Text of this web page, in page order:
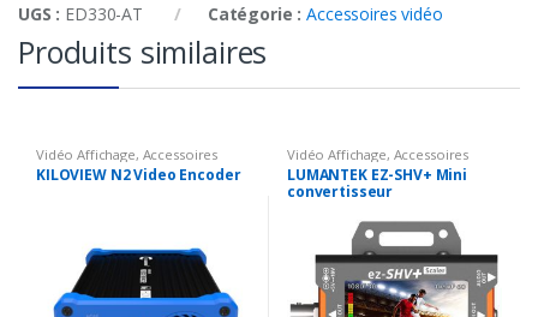
UGS : ED330-AT Catégorie :Accessoires vidéo
Produits similaires
Vidéo Affichage, Accessoires
vidéo,Encodeur vidéo
KILOVIEW N2 Video Encoder
Vidéo Affichage, Accessoires
vidéo,Convertisseur vidéo
LUMANTEK EZ-SHV+ Mini
convertisseur